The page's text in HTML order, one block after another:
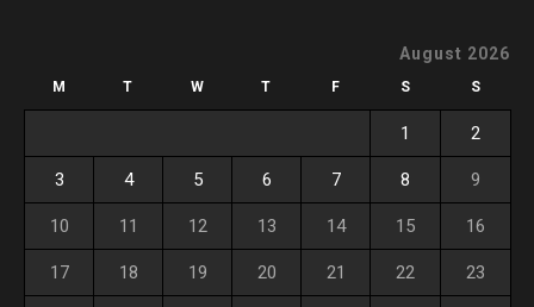
August 2026
M T W T F S S
1 2
3 4 5 6 7 8 9
10 11 12 13 14 15 16
17 18 19 20 21 22 23